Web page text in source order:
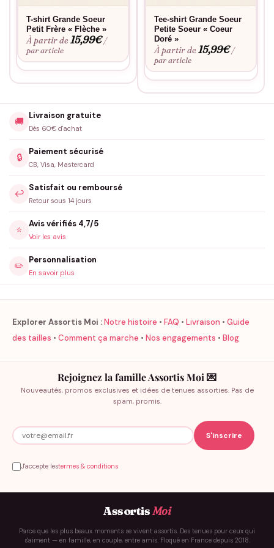
T-shirt Grande Soeur
Petit Frère « Flèche »
À partir de15,99€ /
par article
Tee-shirt Grande Soeur
Petite Soeur « Coeur
Doré »
À partir de15,99€ /
par article
🚚
Livraison gratuite
Dès 60€ d'achat
🔒
Paiement sécurisé
CB, Visa, Mastercard
↩️
Satisfait ou remboursé
Retour sous 14 jours
⭐
Avis vérifiés 4,7/5
Voir les avis
✏️
Personnalisation
En savoir plus
Explorer Assortis Moi :Notre histoire • FAQ • Livraison • Guide
des tailles • Comment ça marche • Nos engagements • Blog
Rejoignez la famille Assortis Moi 💌
Nouveautés, promos exclusives et idées de tenues assorties. Pas de
spam, promis.
J'accepte lestermes & conditions
AssortisMoi
Parce que les plus beaux moments se vivent assortis. Des tenues pour ceux qui
s'aiment — en famille, en couple, entre amis. Floqué en France depuis 2018.